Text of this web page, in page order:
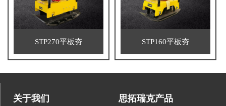
STP270平板夯 STP160平板夯
关于我们 思拓瑞克产品